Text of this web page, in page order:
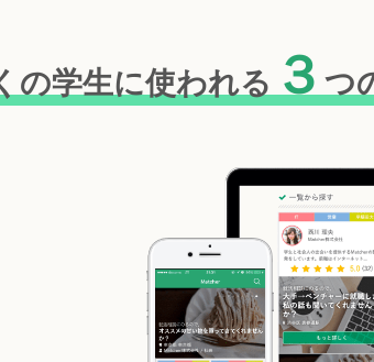
の学生に使われる ３ つ